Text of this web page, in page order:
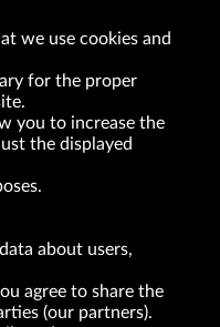
| 31-462 Kraków
000-03-61
in Kraków
Register number 0000047082
in commercial transactions
118 as amended).
we use cookies and
for the proper
you to increase the
the displayed
about users,
agree to share the
(our partners).